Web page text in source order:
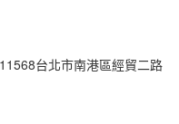
台北市南港區經貿二路